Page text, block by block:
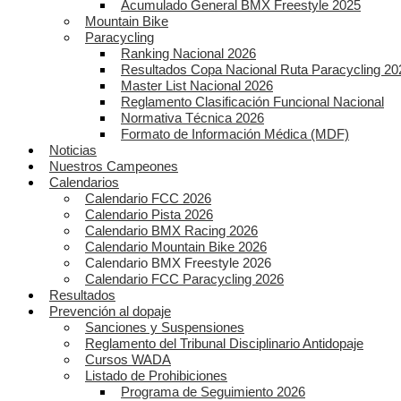
Acumulado General BMX Freestyle 2025
Mountain Bike
Paracycling
Ranking Nacional 2026
Resultados Copa Nacional Ruta Paracycling
Master List Nacional 2026
Reglamento Clasificación Funcional Nacional
Normativa Técnica 2026
Formato de Información Médica (MDF)
Noticias
Nuestros Campeones
Calendarios
Calendario FCC 2026
Calendario Pista 2026
Calendario BMX Racing 2026
Calendario Mountain Bike 2026
Calendario BMX Freestyle 2026
Calendario FCC Paracycling 2026
Resultados
Prevención al dopaje
Sanciones y Suspensiones
Reglamento del Tribunal Disciplinario Antidopaje
Cursos WADA
Listado de Prohibiciones
Programa de Seguimiento 2026